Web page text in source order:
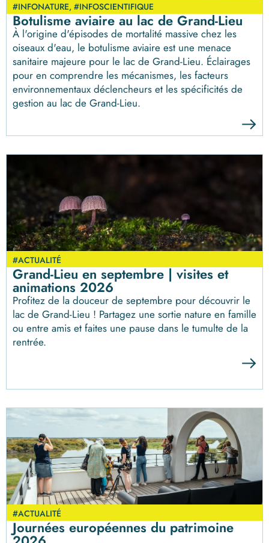
#INFONATURE, #INFOSCIENTIFIQUE
Botulisme aviaire au lac de Grand-Lieu
À l'origine d'épisodes de mortalité massive chez les
oiseaux d'eau, le botulisme aviaire est une menace
sanitaire majeure pour le lac de Grand-Lieu. Éclairages
pour en comprendre les mécanismes, les facteurs
environnementaux déclencheurs et les spécificités de
gestion au lac de Grand-Lieu.
#ACTUALITÉ
Grand-Lieu en septembre | visites et
animations 2026
Profitez de la douceur de septembre pour découvrir le
lac de Grand-Lieu ! Partagez une sortie nature en famille
ou entre amis et faites une pause dans le tumulte de la
rentrée.
#ACTUALITÉ
Journées européennes du patrimoine